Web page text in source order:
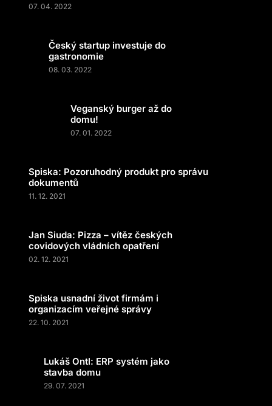
07. 04. 2022
Český startup investuje do
gastronomie
08. 03. 2022
Veganský burger až do
domu!
07. 01. 2022
Spiska: Pozoruhodný produkt pro správu
dokumentů
11. 12. 2021
Jan Siuda: Pizza – vítěz českých
covidových vládních opatření
02. 12. 2021
Spiska usnadní život firmám i
organizacím veřejné správy
22. 10. 2021
Lukáš Ontl: ERP systém jako
stavba domu
29. 07. 2021